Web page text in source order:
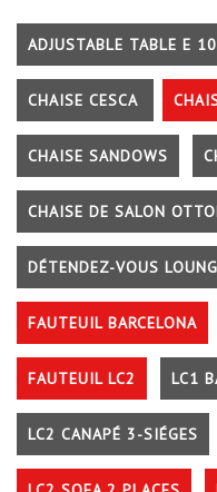
ADJUSTABLE TABLE E
CHAISE CESCA
CHAISE SANDOWS
CHAISE DE SALON
DÉTENDEZ-VOUS
FAUTEUIL BARCELONA
FAUTEUIL LC2 LC1
LC2 CANAPÉ 3-SIÉGES